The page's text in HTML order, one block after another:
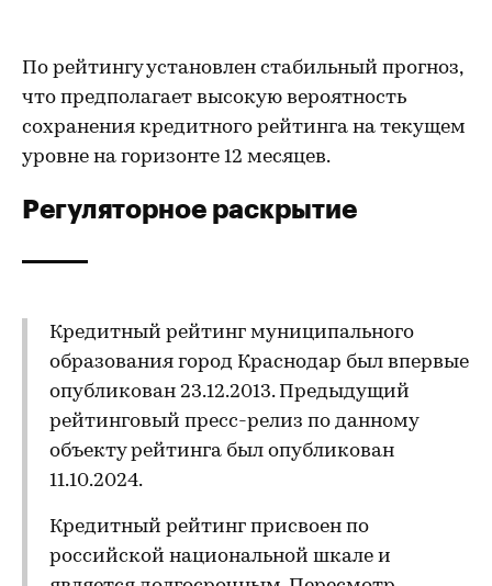
По рейтингу установлен стабильный прогноз,
что предполагает высокую вероятность
сохранения кредитного рейтинга на текущем
уровне на горизонте 12 месяцев.
Регуляторное раскрытие
Кредитный рейтинг муниципального
образования город Краснодар был впервые
опубликован 23.12.2013. Предыдущий
рейтинговый пресс-релиз по данному
объекту рейтинга был опубликован
11.10.2024.
Кредитный рейтинг присвоен по
российской национальной шкале и